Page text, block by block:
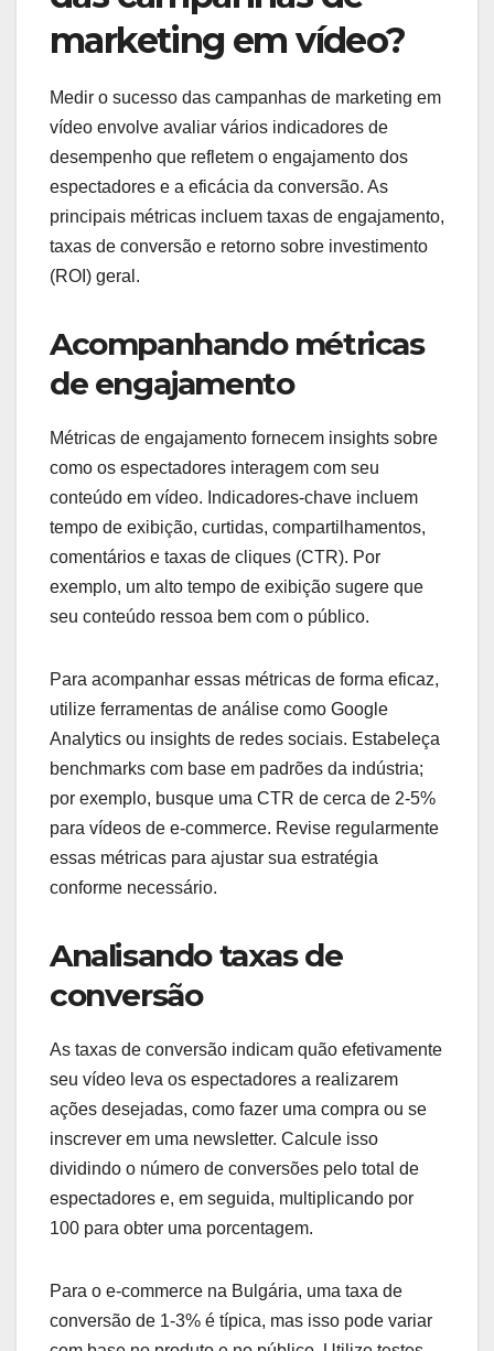
marketing em vídeo?
Medir o sucesso das campanhas de marketing em
vídeo envolve avaliar vários indicadores de
desempenho que refletem o engajamento dos
espectadores e a eficácia da conversão. As
principais métricas incluem taxas de engajamento,
taxas de conversão e retorno sobre investimento
(ROI) geral.
Acompanhando métricas
de engajamento
Métricas de engajamento fornecem insights sobre
como os espectadores interagem com seu
conteúdo em vídeo. Indicadores-chave incluem
tempo de exibição, curtidas, compartilhamentos,
comentários e taxas de cliques (CTR). Por
exemplo, um alto tempo de exibição sugere que
seu conteúdo ressoa bem com o público.
Para acompanhar essas métricas de forma eficaz,
utilize ferramentas de análise como Google
Analytics ou insights de redes sociais. Estabeleça
benchmarks com base em padrões da indústria;
por exemplo, busque uma CTR de cerca de 2-5%
para vídeos de e-commerce. Revise regularmente
essas métricas para ajustar sua estratégia
conforme necessário.
Analisando taxas de
conversão
As taxas de conversão indicam quão efetivamente
seu vídeo leva os espectadores a realizarem
ações desejadas, como fazer uma compra ou se
inscrever em uma newsletter. Calcule isso
dividindo o número de conversões pelo total de
espectadores e, em seguida, multiplicando por
100 para obter uma porcentagem.
Para o e-commerce na Bulgária, uma taxa de
conversão de 1-3% é típica, mas isso pode variar